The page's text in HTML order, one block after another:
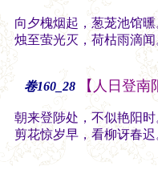
向夕槐烟起，葱茏池馆
烛至萤光灭，荷枯雨滴
卷160_28 【人日登
朝来登陟处，不似艳阳
剪花惊岁早，看柳讶春